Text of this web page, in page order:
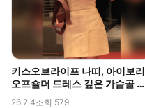
키스오브라이프 나띠, 아이보리
오프숄더 드레스 깊은 가슴골 라
26.2.4조회 579